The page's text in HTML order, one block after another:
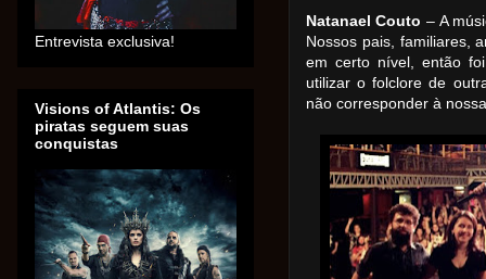
Natanael Couto – A
Nossos pais, familiares,
em certo nível, então
utilizar o folclore de
não corresponder à
Entrevista exclusiva!
Visions of Atlantis: Os
piratas seguem suas
conquistas